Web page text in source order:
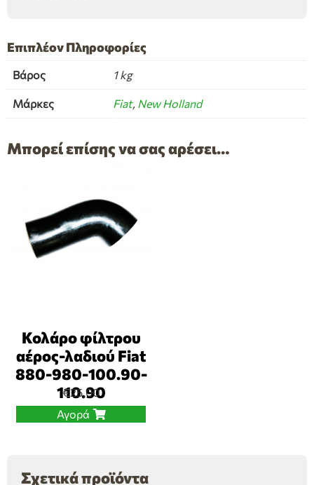
Επιπλέον Πληροφορίες
Βάρος 1 kg
Μάρκες Fiat, New Holland
Μπορεί επίσης να σας αρέσει…
Κολάρο φίλτρου
αέρος-λαδιού Fiat
880-980-100.90-
110.90
€25,00
Αγορά
Σχετικά προϊόντα